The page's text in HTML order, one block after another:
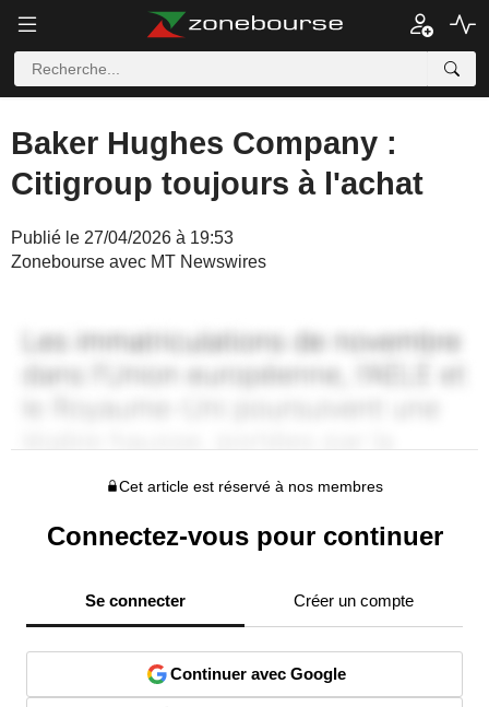
Baker Hughes Company :
Citigroup toujours à l'achat
Publié le 27/04/2026 à 19:53
Zonebourse avec MT Newswires
Cet article est réservé à nos membres
Connectez-vous pour continuer
Se connecter Créer un compte
Continuer avec Google